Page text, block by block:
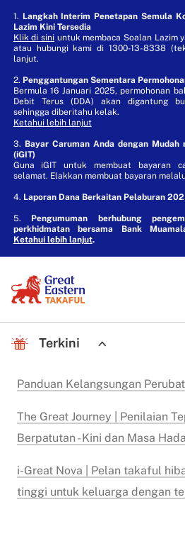
1. Langkah Interim Penetapan Semula
Lazim Kini Tersedia
Klik di sini untuk membaca Soalan Lazim
atau hubungi kami di 1300-13-8338
lanjut.
2. Penggantungan Sementara
Bermula 16 Januari 2025, permohonan
Debit Terus (DDA) akan digantung
sehingga diberitahu kelak.
Ketahui lebih lanjut
3. Bayar Caruman Anda dengan Mudah
(iGIT)
Guna iGIT untuk membuat bayaran
selamat. Elakkan membuat bayaran
4. Laporan Dana Berkaitan Pelaburan
5. Pengumuman berhubung
perkhidmatan bersama Bank
Ketahui lebih lanjut.
Terkini
Panduan Kelangsungan
The Great Journey | Penilaian
Berpatutan - Kini dan Masa
i-Great Nova | Pelan takaful
tinggi untuk keluarga dengan